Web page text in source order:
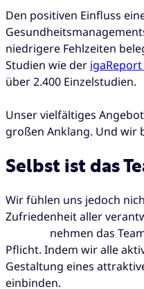
Den positiven Einfluss
niedrigere Fehlzeiten
Studien wie der igaReport
über 2.400 Einzelstudien.
Unser vielfältiges
großen Anklang. Und wir
Selbst ist das
Wir fühlen uns jedoch
Zufriedenheit aller
nehmen das Team
Pflicht. Indem wir alle
Gestaltung eines
einbinden.